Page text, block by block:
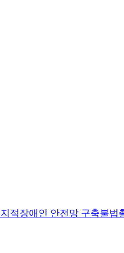
지적장애인 안전망 구축불법